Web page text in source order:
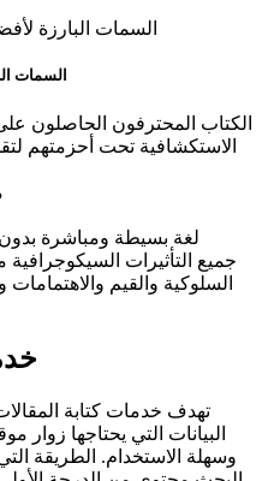
السمات
الكتاب المحترفون الحاصلون
الاستكشافية تحت أحزمتهم
لغة بسيطة ومباشرة
جميع التأثيرات
السلوكية والقيم
تهدف خدمات كتابة
البيانات التي يحتاجها
وسهلة الاستخدام. الطريقة